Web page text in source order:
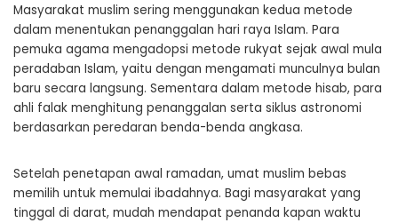
Masyarakat muslim sering menggunakan kedua metode
dalam menentukan penanggalan hari raya Islam. Para
pemuka agama mengadopsi metode rukyat sejak awal mula
peradaban Islam, yaitu dengan mengamati munculnya bulan
baru secara langsung. Sementara dalam metode hisab, para
ahli falak menghitung penanggalan serta siklus astronomi
berdasarkan peredaran benda-benda angkasa.
Setelah penetapan awal ramadan, umat muslim bebas
memilih untuk memulai ibadahnya. Bagi masyarakat yang
tinggal di darat, mudah mendapat penanda kapan waktu